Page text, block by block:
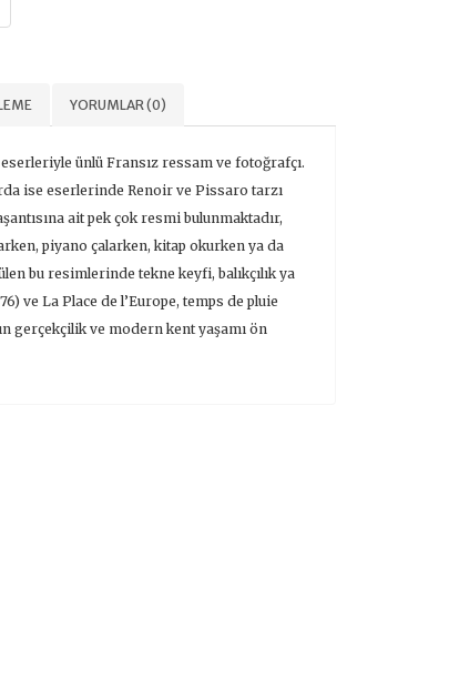
YORUMLAR (0)
ünlü Fransız ressam ve fotoğrafçı.
ise eserlerinde Renoir ve Pissaro tarzı
ait pek çok resmi bulunmaktadır,
piyano çalarken, kitap okurken ya da
bu resimlerinde tekne keyfi, balıkçılık ya
ve La Place de l’Europe, temps de pluie
gerçekçilik ve modern kent yaşamı ön